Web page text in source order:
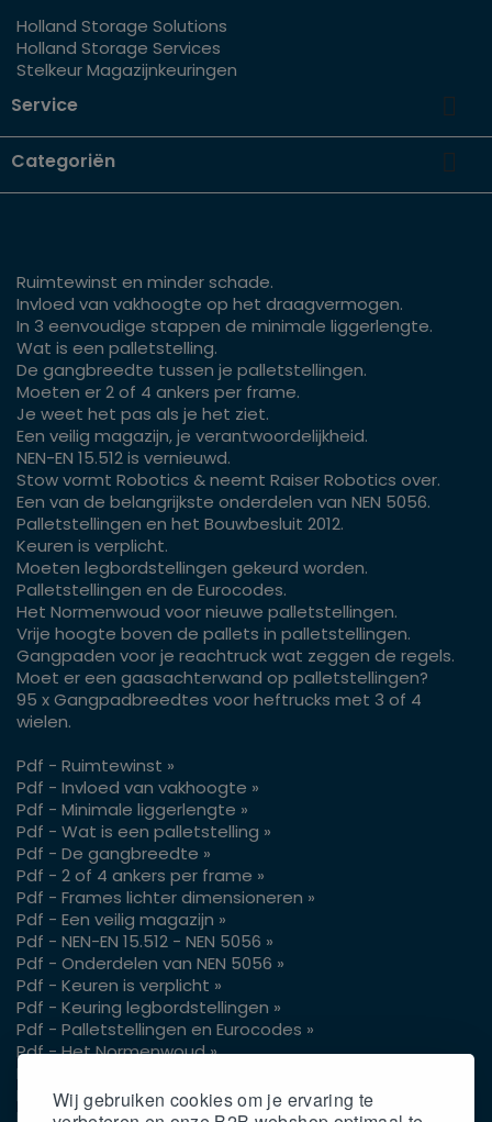
Wij gebruiken cookies om je ervaring te
Holland Storage Solutions
Holland Storage Services
Stelkeur Magazijnkeuringen
Service 
Categoriën 
Ruimtewinst en minder schade.
Invloed van vakhoogte op het draagvermogen.
In 3 eenvoudige stappen de minimale liggerlengte.
Wat is een palletstelling.
De gangbreedte tussen je palletstellingen.
Moeten er 2 of 4 ankers per frame.
Je weet het pas als je het ziet.
Een veilig magazijn, je verantwoordelijkheid.
NEN-EN 15.512 is vernieuwd.
Stow vormt Robotics & neemt Raiser Robotics over.
Een van de belangrijkste onderdelen van NEN 5056.
Palletstellingen en het Bouwbesluit 2012.
Keuren is verplicht.
Moeten legbordstellingen gekeurd worden.
Palletstellingen en de Eurocodes.
Het Normenwoud voor nieuwe palletstellingen.
Vrije hoogte boven de pallets in palletstellingen.
Gangpaden voor je reachtruck wat zeggen de regels.
Moet er een gaasachterwand op palletstellingen?
95 x Gangpadbreedtes voor heftrucks met 3 of 4
wielen.
Pdf - Ruimtewinst »
Pdf - Invloed van vakhoogte »
Pdf - Minimale liggerlengte »
Pdf - Wat is een palletstelling »
Pdf - De gangbreedte »
Pdf - 2 of 4 ankers per frame »
Pdf - Frames lichter dimensioneren »
Pdf - Een veilig magazijn »
Pdf - NEN-EN 15.512 - NEN 5056 »
Pdf - Onderdelen van NEN 5056 »
Pdf - Keuren is verplicht »
Pdf - Keuring legbordstellingen »
Pdf - Palletstellingen en Eurocodes »
Pdf - Het Normenwoud »
Pdf - Vrije hoogte pallets »
Pdf - Gangpaden voor je reachtruck »
Pdf - Gaasachterwand op palletstellingen »